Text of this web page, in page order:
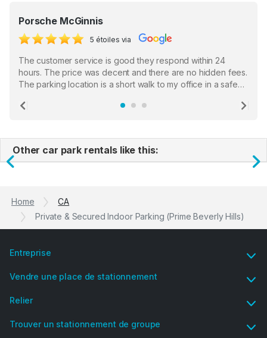
Porsche McGinnis
5 étoiles via
The customer service is good they respond within 24
hours. The price was decent and there are no hidden fees.
The parking location is a short walk to my office in a safe
the staff who serve as a third party in distributing the
Previous
Other car park rentals like this:
Previous
Home
CA
Private & Secured Indoor Parking (Prime Beverly Hills)
Entreprise
Vendre une place de stationnement
Relier
Trouver un stationnement de groupe